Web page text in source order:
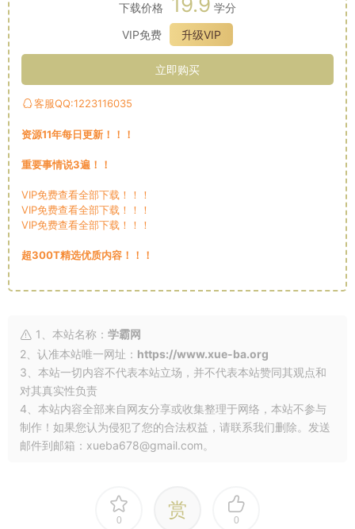
下载价格
学分
VIP免费
升级VIP
立即购买
客服QQ:1223116035
资源11年每日更新！！！
重要事情说3遍！！
VIP免费查看全部下载！！！
VIP免费查看全部下载！！！
VIP免费查看全部下载！！！
超300T精选优质内容！！！
1、本站名称： 学霸网
2、认准本站唯一网址： https://www.xue-ba.org
3、本站一切内容不代表本站立场，并不代表本站赞同其观点和
对其真实性负责
4、本站内容全部来自网友分享或收集整理于网络，本站不参与
制作！如果您认为侵犯了您的合法权益，请联系我们删除。发送
邮件到邮箱：xueba678@gmail.com。
0 赏 0